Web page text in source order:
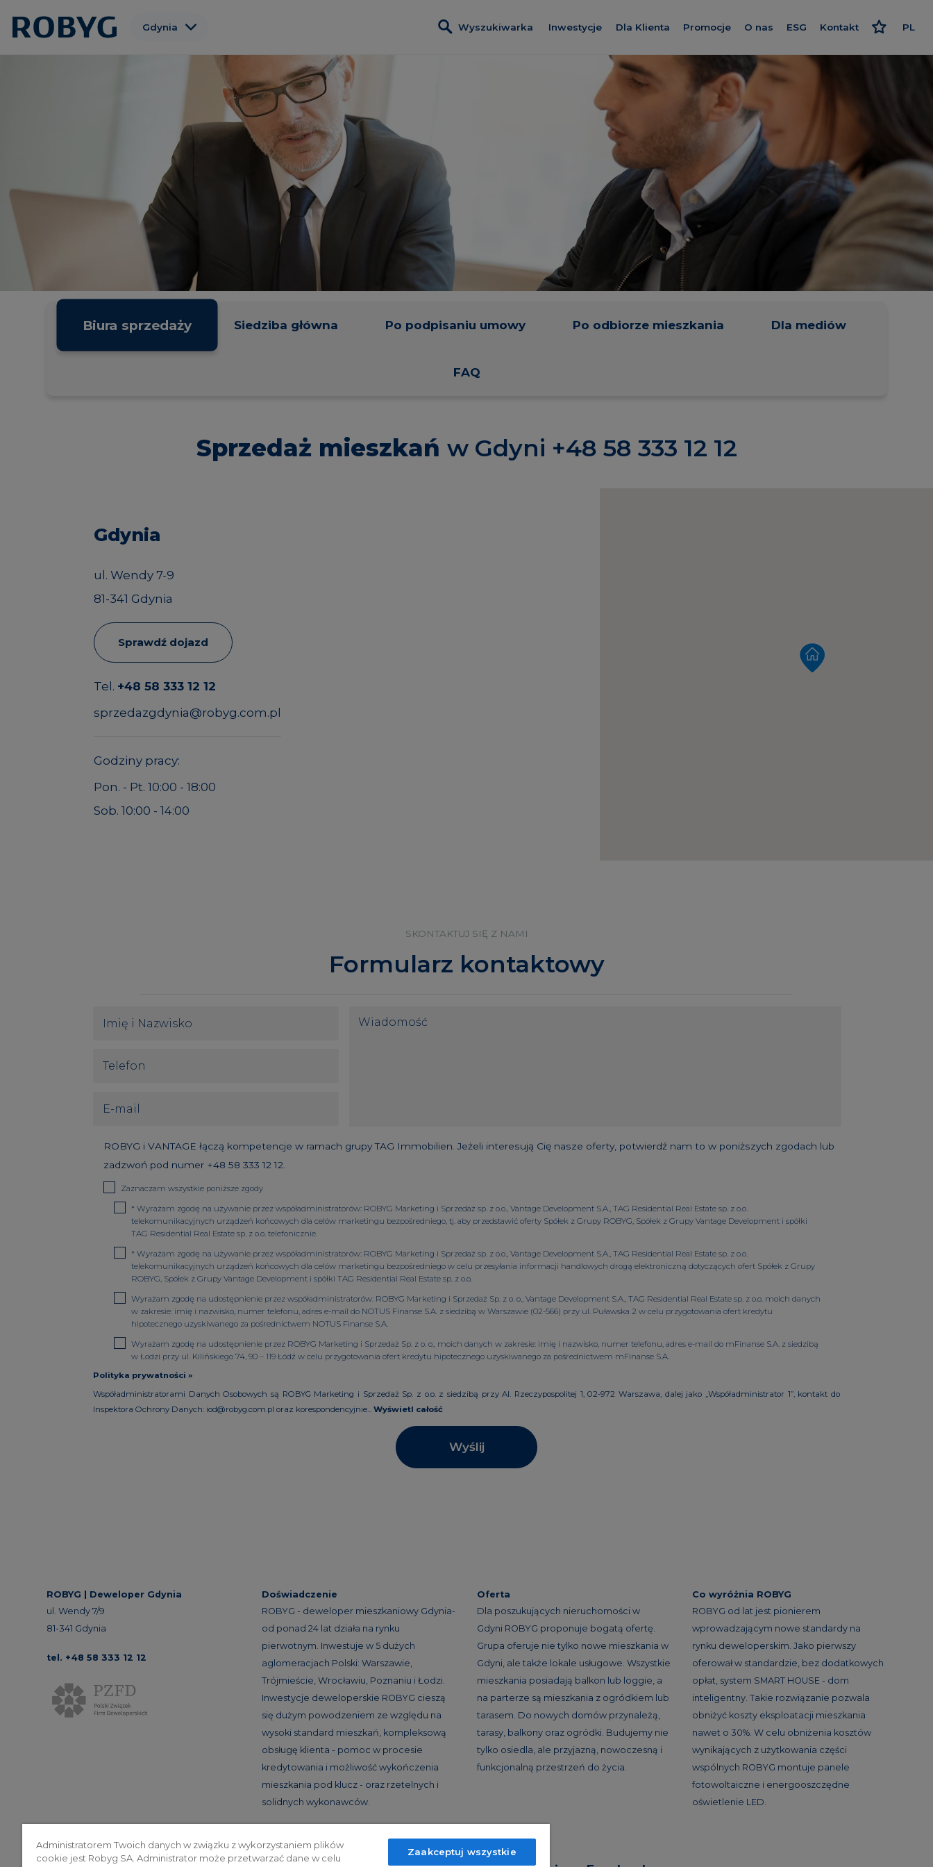
Gdynia
Warszawa
Poznań
Łódź
Wyszukiwarka Inwestycje
Wszystkie inwestycje
Dobre Miejsce
Inwestycje zrealizowane
Lokale usługowe
Dla Klienta
Kredyt
Wykończenie pod klucz
Rzecznik Klienta
Dziennik budowy
Panel Klienta
Promocje O nas
Poznaj nas
Nasz standard
Dajemy więcej
Smart House by Keemple
Zakup Gruntu
Spółki Grupy
ESG
Odpowiedzialne podejście
Kontakt PL
EN
Biura sprzedaży Siedziba główna Po podpisaniu umowy Po odbiorze mieszkania Dla mediów
FAQ
Sprzedaż mieszkań w Gdyni +48 58 333 12 12
Gdynia
ul. Wendy 7-9
81-341 Gdynia
Sprawdź dojazd
Tel. +48 58 333 12 12
sprzedazgdynia@robyg.com.pl
Godziny pracy:
Pon. - Pt. 10:00 - 18:00
Sob. 10:00 - 14:00
SKONTAKTUJ SIĘ Z NAMI
Formularz kontaktowy
ROBYG i VANTAGE łączą kompetencje w ramach grupy TAG Immobilien. Jeżeli interesują Cię nasze oferty, potwierdź nam to w poniższych zgodach lub
zadzwoń pod numer +48 58 333 12 12
Zaznaczam wszystkie poniższe zgody
* Wyrażam zgodę na używanie przez współadministratorów: ROBYG Marketing i Sprzedaż sp. z o.o., Vantage Development S.A., TAG Residential Real Estate sp. z o.o.
telekomunikacyjnych urządzeń końcowych dla celów marketingu bezpośredniego, tj. aby przedstawić oferty Spółek z Grupy ROBYG, Spółek z Grupy Vantage Development i spółki
TAG Residential Real Estate sp. z o.o. telefonicznie.
* Wyrażam zgodę na używanie przez współadministratorów: ROBYG Marketing i Sprzedaż sp. z o.o., Vantage Development S.A., TAG Residential Real Estate sp. z o.o.
telekomunikacyjnych urządzeń końcowych dla celów marketingu bezpośredniego w celu przesyłania informacji handlowych drogą elektroniczną dotyczących ofert Spółek z Grupy
ROBYG, Spółek z Grupy Vantage Development i spółki TAG Residential Real Estate sp. z o.o.
Wyrażam zgodę na udostępnienie przez współadministratorów: ROBYG Marketing i Sprzedaż Sp. z o. o., Vantage Development S.A., TAG Residential Real Estate sp. z o.o. moich danych
w zakresie: imię i nazwisko, numer telefonu, adres e-mail do NOTUS Finanse S.A. z siedzibą w Warszawie (02-566) przy ul. Puławska 2 w celu przygotowania ofert kredytu
hipotecznego uzyskiwanego za pośrednictwem NOTUS Finanse S.A.
Wyrażam zgodę na udostępnienie przez ROBYG Marketing i Sprzedaż Sp. z o. o., moich danych w zakresie: imię i nazwisko, numer telefonu, adres e-mail do mFinanse S.A. z siedzibą
w Łodzi przy ul. Kilińskiego 74, 90 – 119 Łódź w celu przygotowania ofert kredytu hipotecznego uzyskiwanego za pośrednictwem mFinanse S.A.
Polityka prywatności »
Współadministratorami Danych Osobowych są ROBYG Marketing i Sprzedaż Sp. z o.o. z siedzibą przy Al. Rzeczypospolitej 1, 02-972 Warszawa, dalej jako „Współadministrator 1”, kontakt do
Inspektora Ochrony Danych: iod@robyg.com.pl oraz korespondencyjnie... Wyświetl całość
Wyślij
ROBYG | Deweloper Gdynia
ul. Wendy 7/9
81-341 Gdynia
tel. +48 58 333 12 12
Doświadczenie
ROBYG - deweloper mieszkaniowy Gdynia-
od ponad 24 lat działa na rynku
pierwotnym. Inwestuje w 5 dużych
aglomeracjach Polski: Warszawie,
Trójmieście, Wrocławiu, Poznaniu i Łodzi.
Inwestycje deweloperskie ROBYG cieszą
się dużym powodzeniem ze względu na
wysoki standard mieszkań, kompleksową
obsługę klienta - pomoc w procesie
kredytowania i możliwość wykończenia
mieszkania pod klucz - oraz rzetelnych i
solidnych wykonawców.
Oferta
Dla poszukujących nieruchomości w
Gdyni ROBYG proponuje bogatą ofertę.
Grupa oferuje nie tylko nowe mieszkania w
Gdyni, ale także lokale usługowe. Wszystkie
mieszkania posiadają balkon lub loggie, a
na parterze są mieszkania z ogródkiem lub
tarasem. Do nowych domów przynależą,
tarasy, balkony oraz ogródki. Budujemy nie
tylko osiedla, ale przyjazną, nowoczesną i
funkcjonalną przestrzeń do życia.
Co wyróżnia ROBYG
ROBYG od lat jest pionierem
wprowadzającym nowe standardy na
rynku deweloperskim. Jako pierwszy
oferował w standardzie, bez dodatkowych
opłat, system SMART HOUSE - dom
inteligentny. Takie rozwiązanie pozwala
obniżyć koszty eksploatacji mieszkania
nawet o 30%. W celu obniżenia kosztów
wynikających z użytkowania części
wspólnych ROBYG montuje panele
fotowoltaiczne i energooszczędne
oświetlenie LED.
Administratorem Twoich danych w związku z wykorzystaniem plików
cookie jest Robyg SA. Administrator może przetwarzać dane w celu
Zaakceptuj wszystkie